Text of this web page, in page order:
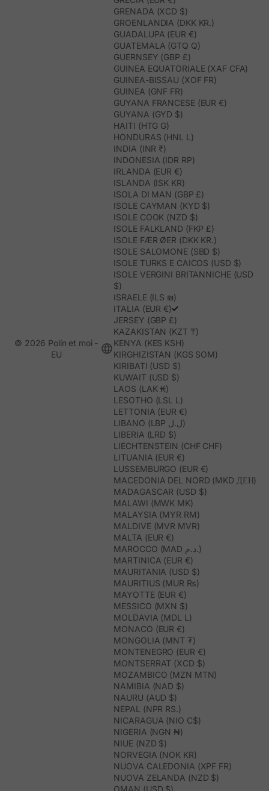
GRENADA (XCD $)
GROENLANDIA (DKK KR.)
GUADALUPA (EUR €)
GUATEMALA (GTQ Q)
GUERNSEY (GBP £)
GUINEA EQUATORIALE (XAF CFA)
GUINEA-BISSAU (XOF FR)
GUINEA (GNF FR)
GUYANA FRANCESE (EUR €)
GUYANA (GYD $)
HAITI (HTG G)
HONDURAS (HNL L)
INDIA (INR ₹)
INDONESIA (IDR RP)
IRLANDA (EUR €)
ISLANDA (ISK KR)
ISOLA DI MAN (GBP £)
ISOLE CAYMAN (KYD $)
ISOLE COOK (NZD $)
ISOLE FALKLAND (FKP £)
ISOLE FÆR ØER (DKK KR.)
ISOLE SALOMONE (SBD $)
ISOLE TURKS E CAICOS (USD $)
ISOLE VERGINI BRITANNICHE (USD
$)
ISRAELE (ILS ₪)
ITALIA (EUR €)
JERSEY (GBP £)
KAZAKISTAN (KZT ₸)
KENYA (KES KSH)
KIRGHIZISTAN (KGS SOM)
KIRIBATI (USD $)
KUWAIT (USD $)
LAOS (LAK ₭)
LESOTHO (LSL L)
LETTONIA (EUR €)
LIBANO (LBP ل.ل)
LIBERIA (LRD $)
LIECHTENSTEIN (CHF CHF)
LITUANIA (EUR €)
LUSSEMBURGO (EUR €)
MACEDONIA DEL NORD (MKD ДЕН)
MADAGASCAR (USD $)
MALAWI (MWK MK)
MALAYSIA (MYR RM)
MALDIVE (MVR MVR)
MALTA (EUR €)
MAROCCO (MAD د.م.)
MARTINICA (EUR €)
MAURITANIA (USD $)
MAURITIUS (MUR ₨)
MAYOTTE (EUR €)
MESSICO (MXN $)
MOLDAVIA (MDL L)
MONACO (EUR €)
MONGOLIA (MNT ₮)
MONTENEGRO (EUR €)
MONTSERRAT (XCD $)
MOZAMBICO (MZN MTN)
NAMIBIA (NAD $)
NAURU (AUD $)
NEPAL (NPR RS.)
NICARAGUA (NIO C$)
NIGERIA (NGN ₦)
NIUE (NZD $)
NORVEGIA (NOK KR)
NUOVA CALEDONIA (XPF FR)
NUOVA ZELANDA (NZD $)
OMAN (USD $)
© 2026 Polín et moi -
EU